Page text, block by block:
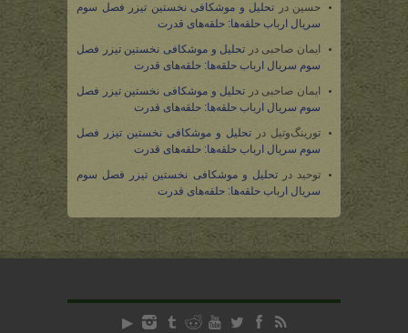
حسین در تحلیل و موشکافی نخستین تیزر فصل سوم
سریال ارباب حلقه‌ها: حلقه‌های قدرت
ایمان صاحبی در تحلیل و موشکافی نخستین تیزر فصل
سوم سریال ارباب حلقه‌ها: حلقه‌های قدرت
ایمان صاحبیدر تحلیل و موشکافی نخستین تیزر فصل
سوم سریال ارباب حلقه‌ها: حلقه‌های قدرت
تورینگ‌وتیل در تحلیل و موشکافی نخستین تیزر فصل
سوم سریال ارباب حلقه‌ها: حلقه‌های قدرت
توحید درتحلیل و موشکافی نخستین تیزر فصل سوم
سریال ارباب حلقه‌ها: حلقه‌های قدرت